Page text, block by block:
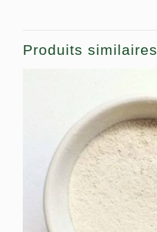
Produits similaires